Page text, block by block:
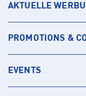
AKTUELLE
PROMOTIONS &
EVENTS